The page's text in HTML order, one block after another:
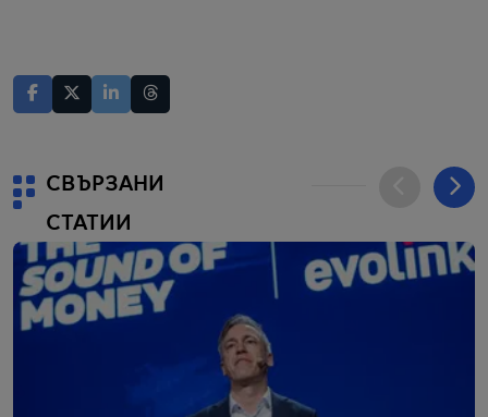
СВЪРЗАНИ
СТАТИИ